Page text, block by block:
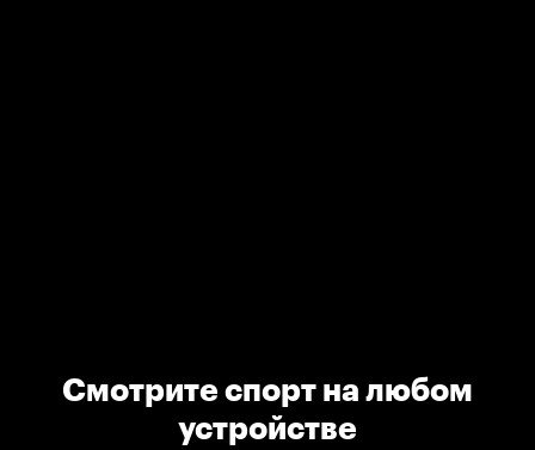
Смотрите спорт на любом
устройстве